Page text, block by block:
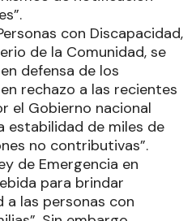
con Discapacidad,
de la Comunidad, se
defensa de los
rechazo a las recientes
el Gobierno nacional
estabilidad de miles de
no contributivas”.
de Emergencia en
para brindar
a las personas con